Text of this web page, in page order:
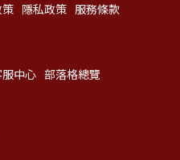
隱私政策 服務條款
中心 部落格總覽